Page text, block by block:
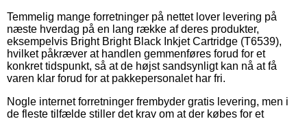
Temmelig mange forretninger på nettet lover levering på
næste hverdag på en lang række af deres produkter,
eksempelvis Bright Bright Black Inkjet Cartridge (T6539),
hvilket påkræver at handlen gemmenføres forud for et
konkret tidspunkt, så at de højst sandsynligt kan nå at få
varen klar forud for at pakkepersonalet har fri.
Nogle internet forretninger frembyder gratis levering, men i
de fleste tilfælde stiller det krav om at der købes for et